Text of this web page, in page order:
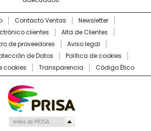
Contacto Ventas
Newsletter
clientes
Alta de Clientes
de proveedores
Aviso legal
de Datos
Política de cookies
cookies
Transparencia Código Ético